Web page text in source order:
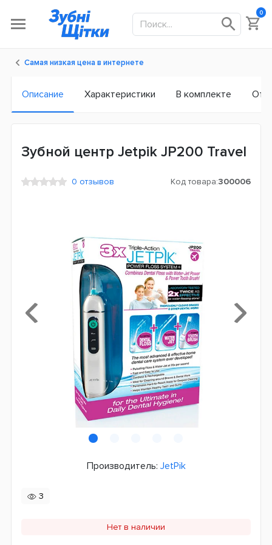
0
Самая низкая цена в интернете
Описание Характеристики В комплекте
Зубной центр Jetpik JP200 Travel
0 отзывов Код товара:300006
Производитель: JetPik
3
Нет в наличии